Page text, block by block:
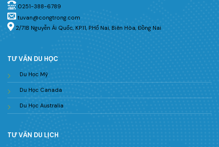
0251-388-6789
tuvan@congtrong.com
2/71B Nguyễn Ái Quốc, KP.11, P.Hố Nai, Biên Hòa, Đồng Nai
TƯ VẤN DU HỌC
Du Học Mỹ
Du Học Canada
Du Học Australia
TƯ VẤN DU LỊCH